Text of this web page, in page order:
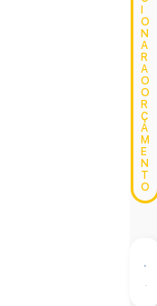
O
N
A
R
A
O
O
R
Ç
A
M
E
N
T
O